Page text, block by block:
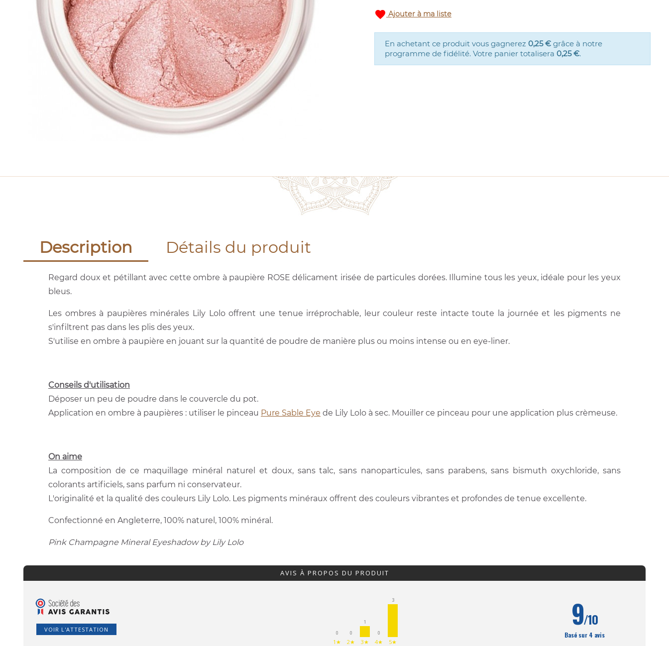
favorite Ajouter à ma liste
En achetant ce produit vous gagnerez 0,25 € grâce à notre
programme de fidélité. Votre panier totalisera 0,25 €.
Description Détails du produit
Regard doux et pétillant avec cette ombre à paupière ROSE délicament irisée de particules dorées. Illumine tous les yeux, idéale pour les yeux
bleus.
Les ombres à paupières minérales Lily Lolo offrent une tenue irréprochable, leur couleur reste intacte toute la journée et les pigments ne
s'infiltrent pas dans les plis des yeux.
S'utilise en ombre à paupière en jouant sur la quantité de poudre de manière plus ou moins intense ou en eye-liner.
Conseils d'utilisation
Déposer un peu de poudre dans le couvercle du pot.
Application en ombre à paupières : utiliser le pinceau Pure Sable Eye de Lily Lolo à sec. Mouiller ce pinceau pour une application plus crèmeuse.
On aime
La composition de ce maquillage minéral naturel et doux, sans talc, sans nanoparticules, sans parabens, sans bismuth oxychloride, sans
colorants artificiels, sans parfum ni conservateur.
L'originalité et la qualité des couleurs Lily Lolo. Les pigments minéraux offrent des couleurs vibrantes et profondes de tenue excellente.
Confectionné en Angleterre, 100% naturel, 100% minéral.
Pink Champagne Mineral Eyeshadow by Lily Lolo
AVIS À PROPOS DU PRODUIT
VOIR L'ATTESTATION 0
1★
0
2★
1
3★
0
4★
3
5★
9/10
Basé sur 4 avis